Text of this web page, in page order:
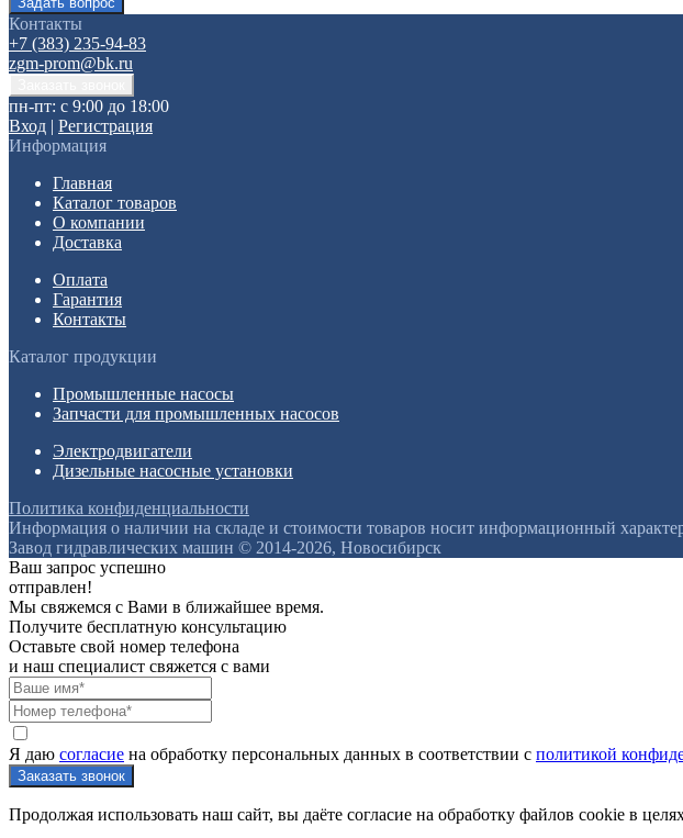
Контакты
+7 (383) 235-94-83
zgm-prom@bk.ru
пн-пт: с 9:00 до 18:00
Вход | Регистрация
Информация
Главная
Каталог товаров
О компании
Доставка
Оплата
Гарантия
Контакты
Каталог продукции
Промышленные насосы
Запчасти для промышленных насосов
Электродвигатели
Дизельные насосные установки
Политика конфиденциальности
Информация о наличии на складе и стоимости товаров носит информационный
Завод гидравлических машин © 2014-2026, Новосибирск
Ваш запрос успешно
отправлен!
Мы свяжемся с Вами в ближайшее время.
Получите бесплатную консультацию
Оставьте свой номер телефона
и наш специалист свяжется с вами
Я даю согласие на обработку персональных данных в соответствии с политикой
Продолжая использовать наш сайт, вы даёте согласие на обработку файлов cookie в